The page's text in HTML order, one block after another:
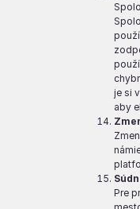
je si
aby
Pre